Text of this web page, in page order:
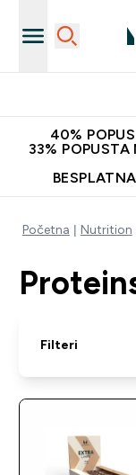
40%
33%
Početna Nutrition
Filteri